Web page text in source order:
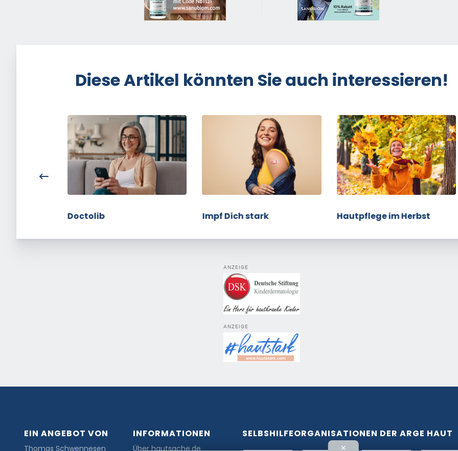
Diese Artikel könnten Sie auch interessieren!
Doctolib Impf Dich stark Hautpflege im Herbst
ANZEIGE
ANZEIGE
EIN ANGEBOT VON
Thomas Schwennesen
INFORMATIONEN
Über hautsache.de
SELBSHILFEORGANISATIONEN DER ARGE HAUT
✕